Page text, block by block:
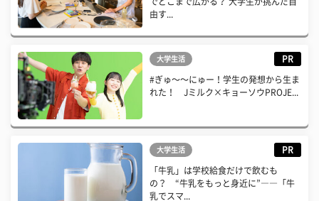
由す...
大学生活 PR
#ぎゅ〜〜にゅー！学生の発想から生ま
れた！ Jミルク×キョーソウPROJE...
大学生活 PR
「牛乳」は学校給食だけで飲むも
の？ “牛乳をもっと身近に”――「牛
乳でスマ...